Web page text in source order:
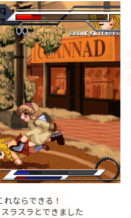
ならできる！
ラスラとできました